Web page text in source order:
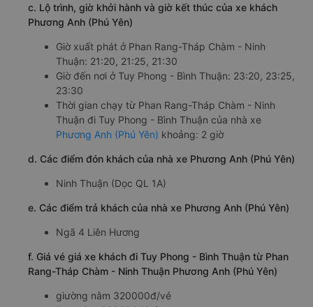
c. Lộ trình, giờ khởi hành và giờ kết thúc của xe khách
Phương Anh (Phú Yên)
Giờ xuất phát ở Phan Rang-Tháp Chàm - Ninh
Thuận: 21:20, 21:25, 21:30
Giờ đến nơi ở Tuy Phong - Bình Thuận: 23:20, 23:25,
23:30
Thời gian chạy từ Phan Rang-Tháp Chàm - Ninh
Thuận đi Tuy Phong - Bình Thuận của nhà xe
Phương Anh (Phú Yên) khoảng: 2 giờ
d. Các điểm đón khách của nhà xe Phương Anh (Phú Yên)
Ninh Thuận (Dọc QL 1A)
e. Các điểm trả khách của nhà xe Phương Anh (Phú Yên)
Ngã 4 Liên Hương
f. Giá vé giá xe khách đi Tuy Phong - Bình Thuận từ Phan
Rang-Tháp Chàm - Ninh Thuận Phương Anh (Phú Yên)
giường nằm 320000đ/vé